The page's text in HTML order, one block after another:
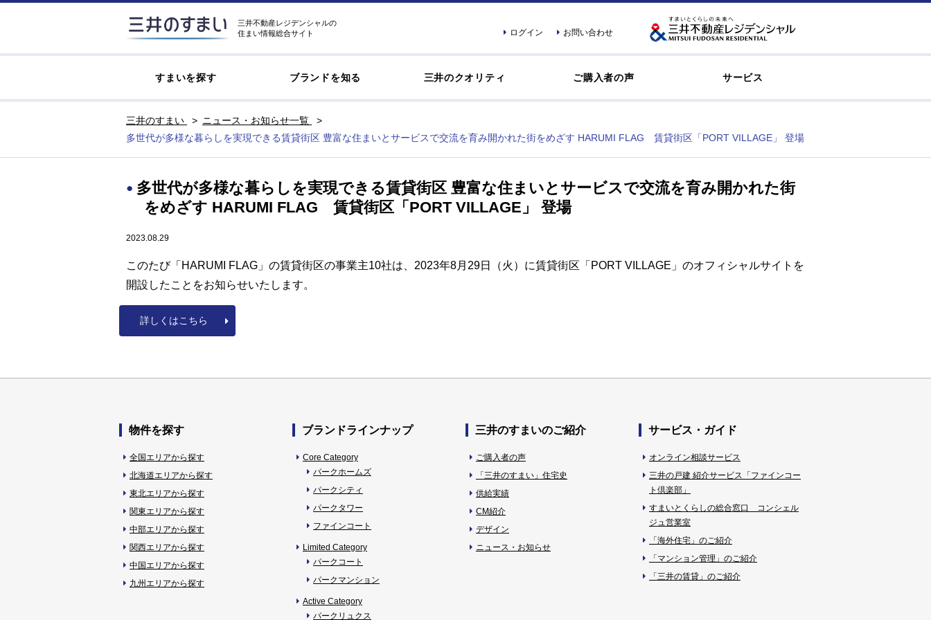
ログイン お問い合わせ
三井不動産レジデンシャルの
住まい情報総合サイト
すまいを探す ブランドを知る 三井のクオリティ ご購入者の声 サービス
三井のすまい
ニュース・お知らせ一覧
多世代が多様な暮らしを実現できる賃貸街区 豊富な住まいとサービスで交流を育み開かれた街をめざす HARUMI FLAG 賃貸街区「PORT VILLAGE」 登場
多世代が多様な暮らしを実現できる賃貸街区 豊富な住まいとサービスで交流を育み開かれた街
をめざす HARUMI FLAG 賃貸街区「PORT VILLAGE」 登場
2023.08.29
このたび「HARUMI FLAG」の賃貸街区の事業主10社は、2023年8月29日（火）に賃貸街区「PORT VILLAGE」のオフィシャルサイトを
開設したことをお知らせいたします。
詳しくはこちら
物件を探す
全国エリアから探す
北海道エリアから探す
東北エリアから探す
関東エリアから探す
中部エリアから探す
関西エリアから探す
中国エリアから探す
九州エリアから探す
ブランドラインナップ
Core Category
パークホームズ
パークシティ
パークタワー
ファインコート
Limited Category
パークコート
パークマンション
Active Category
パークリュクス
三井のすまいのご紹介
ご購入者の声
「三井のすまい」住宅史
供給実績
CM紹介
デザイン
ニュース・お知らせ
サービス・ガイド
オンライン相談サービス
三井の戸建 紹介サービス「ファインコー
ト倶楽部」
すまいとくらしの総合窓口 コンシェル
ジュ営業室
「海外住宅」のご紹介
「マンション管理」のご紹介
「三井の賃貸」のご紹介